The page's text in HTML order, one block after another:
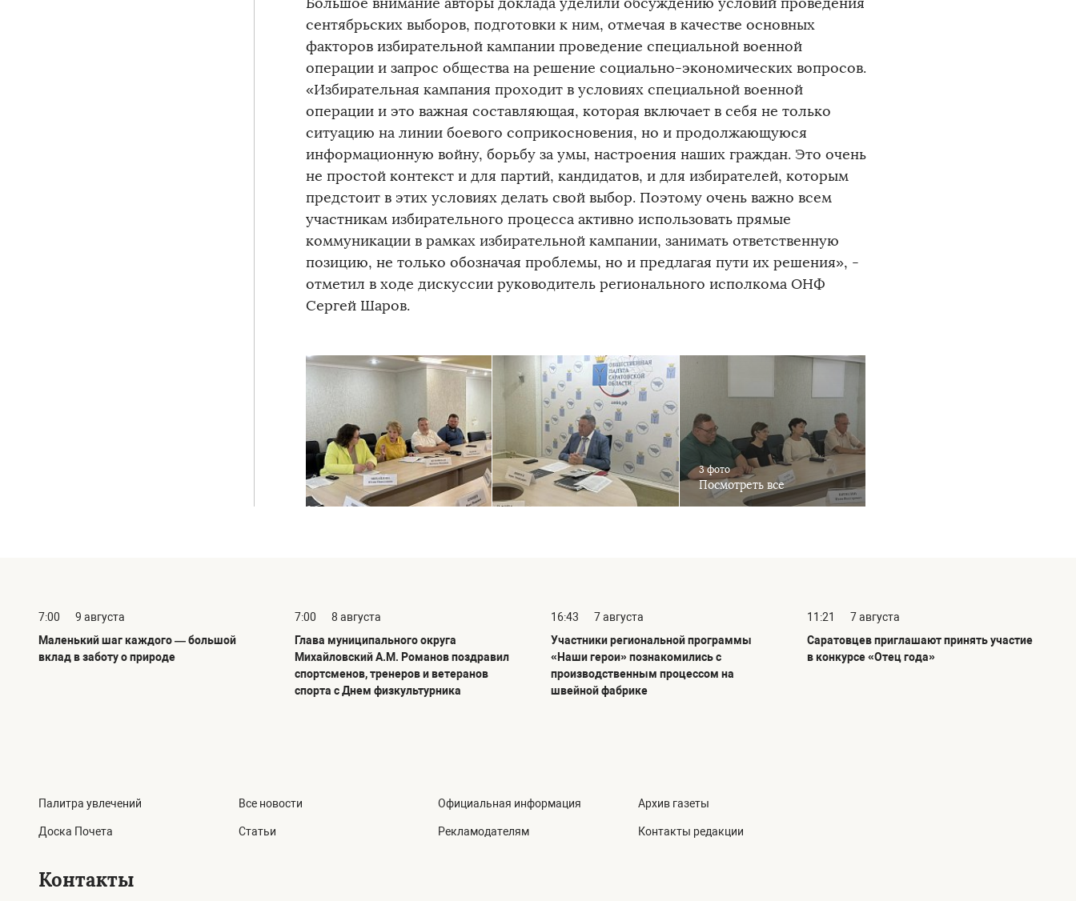
Большое внимание авторы доклада уделили обсуждению условий проведения
сентябрьских выборов, подготовки к ним, отмечая в качестве основных
факторов избирательной кампании проведение специальной военной
операции и запрос общества на решение социально-экономических вопросов.
«Избирательная кампания проходит в условиях специальной военной
операции и это важная составляющая, которая включает в себя не только
ситуацию на линии боевого соприкосновения, но и продолжающуюся
информационную войну, борьбу за умы, настроения наших граждан. Это очень
не простой контекст и для партий, кандидатов, и для избирателей, которым
предстоит в этих условиях делать свой выбор. Поэтому очень важно всем
участникам избирательного процесса активно использовать прямые
коммуникации в рамках избирательной кампании, занимать ответственную
позицию, не только обозначая проблемы, но и предлагая пути их решения», -
отметил в ходе дискуссии руководитель регионального исполкома ОНФ
Сергей Шаров.
3 фото
Посмотреть все
7:00
9 августа
Маленький шаг каждого — большой
вклад в заботу о природе
7:00
8 августа
Глава муниципального округа
Михайловский А.М. Романов поздравил
спортсменов, тренеров и ветеранов
спорта с Днем физкультурника
16:43
7 августа
Участники региональной программы
«Наши герои» познакомились с
производственным процессом на
швейной фабрике
11:21
7 августа
Саратовцев приглашают принять участие
в конкурсе «Отец года»
Палитра увлечений
Доска Почета
Все новости
Статьи
Официальная информация
Рекламодателям
Архив газеты
Контакты редакции
Контакты